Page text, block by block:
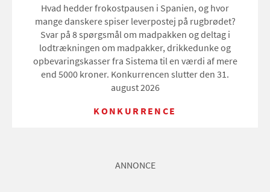
Hvad hedder frokostpausen i Spanien, og hvor
mange danskere spiser leverpostej på rugbrødet?
Svar på 8 spørgsmål om madpakken og deltag i
lodtrækningen om madpakker, drikkedunke og
opbevaringskasser fra Sistema til en værdi af mere
end 5000 kroner. Konkurrencen slutter den 31.
august 2026
KONKURRENCE
ANNONCE